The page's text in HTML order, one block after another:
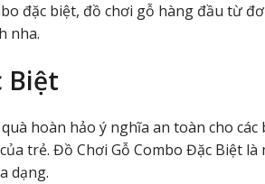
đặc biệt, đồ chơi gỗ hàng đầu từ
nha.
Biệt
hoàn hảo ý nghĩa an toàn cho
trẻ. Đồ Chơi Gỗ Combo Đặc Biệt
dạng.